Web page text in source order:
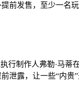
发售，至少一名
行制作人弗勒·马蒂
露，让一些“内贵”